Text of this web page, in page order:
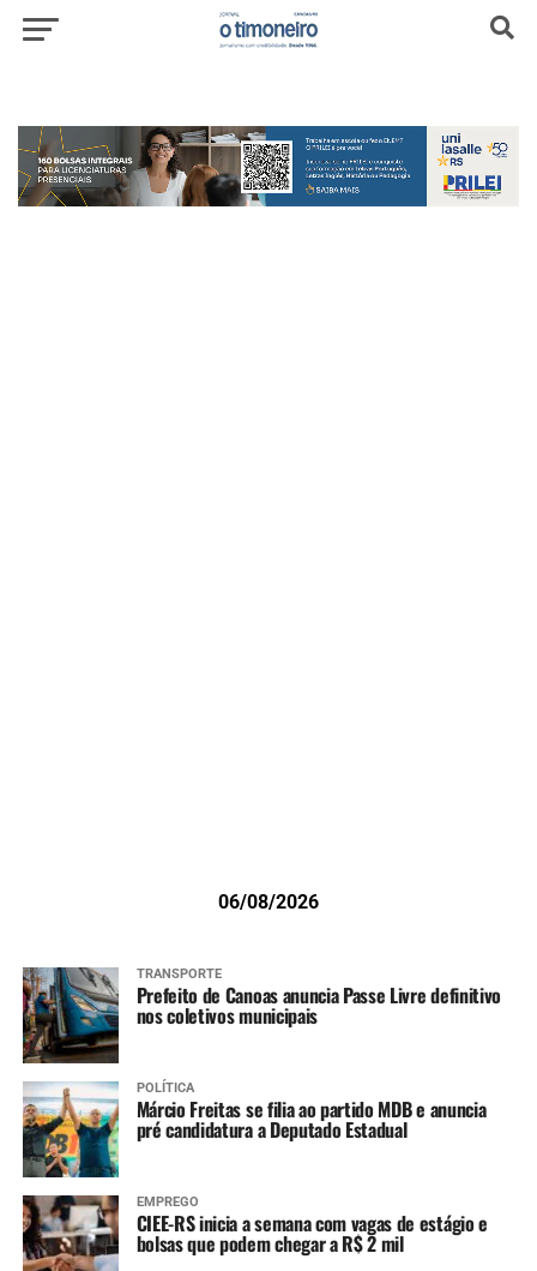
06/08/2026
TRANSPORTE
Prefeito de Canoas anuncia Passe Livre definitivo
nos coletivos municipais
POLÍTICA
Márcio Freitas se filia ao partido MDB e anuncia
pré candidatura a Deputado Estadual
EMPREGO
CIEE-RS inicia a semana com vagas de estágio e
bolsas que podem chegar a R$ 2 mil